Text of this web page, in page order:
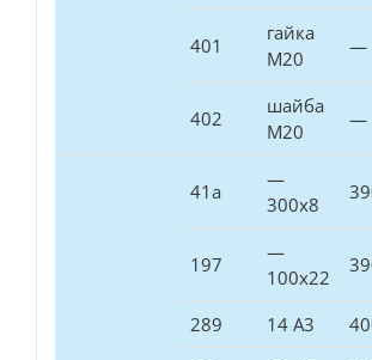
401
гайка
М20
—
402
шайба
М20
—
41а
—
300х8
197
—
100х22
289 14 А3